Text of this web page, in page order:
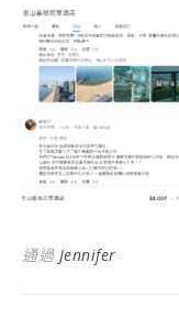
通過 Jennifer